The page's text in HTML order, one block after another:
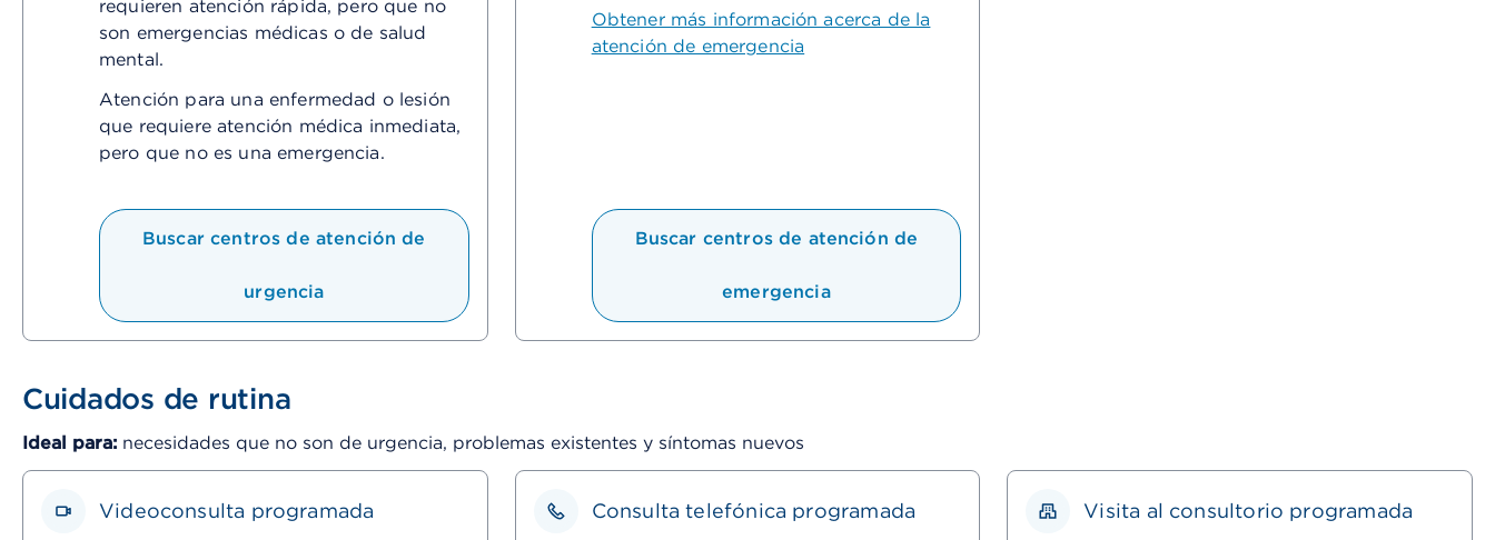
requieren atención rápida, pero que no
son emergencias médicas o de salud
mental.
Atención para una enfermedad o lesión
que requiere atención médica inmediata,
pero que no es una emergencia.
Buscar centros de atención de
urgencia
Obtener más información acerca de la
atención de emergencia
Buscar centros de atención de
emergencia
Cuidados de rutina
Ideal para: necesidades que no son de urgencia, problemas existentes y síntomas nuevos
Videoconsulta programada Consulta telefónica programada Visita al consultorio programada